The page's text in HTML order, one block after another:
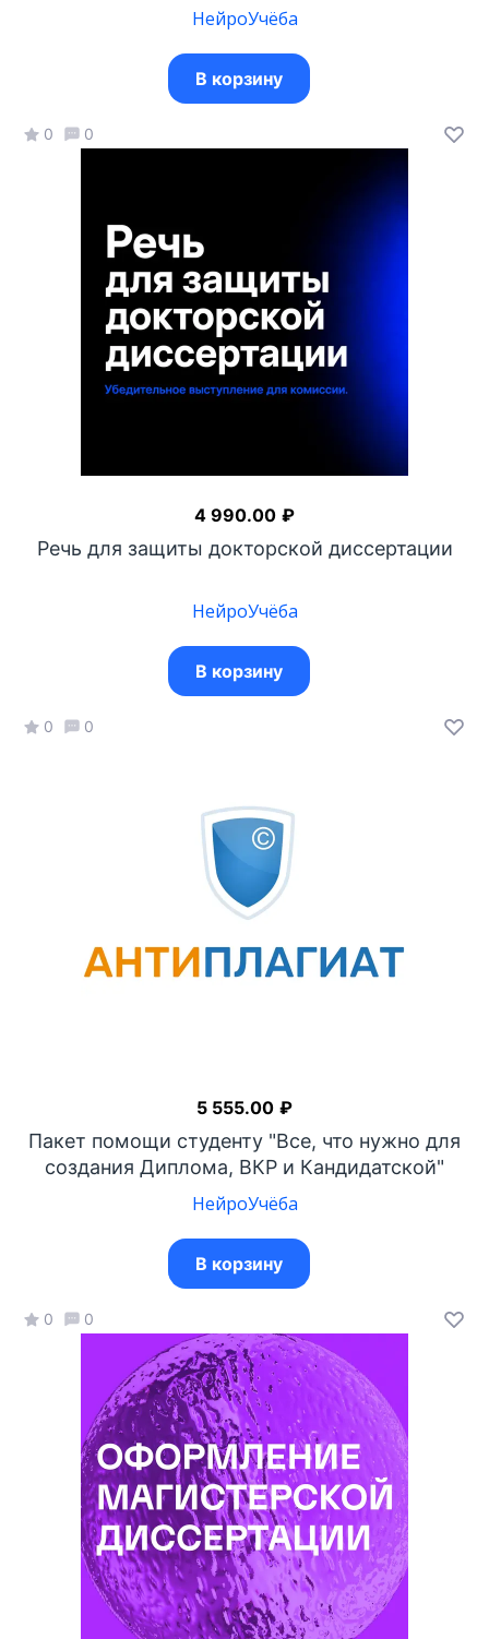
НейроУчёба
В корзину
0 0
Речь для защиты докторской диссертации
НейроУчёба
4 990.00 ₽
В корзину
0 0
Пакет помощи студенту "Все, что нужно для
создания Диплома, ВКР и Кандидатской"
НейроУчёба
5 555.00 ₽
В корзину
0 0